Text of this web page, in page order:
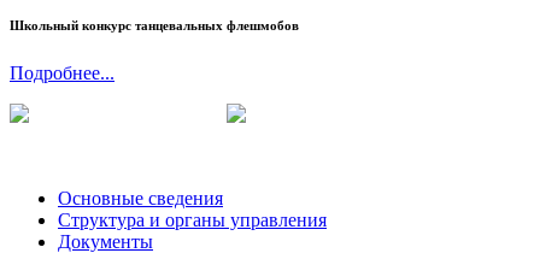
Школьный конкурс танцевальных флешмобов
Подробнее...
Основные сведения
Структура и органы управления
Документы